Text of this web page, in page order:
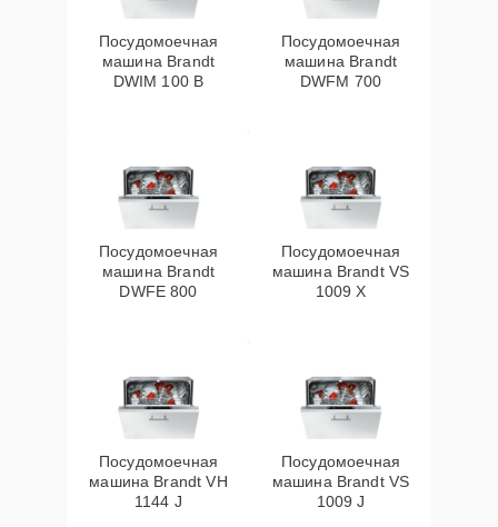
Посудомоечная
машина Brandt
DWIM 100 B
Посудомоечная
машина Brandt
DWFM 700
Посудомоечная
машина Brandt
DWFE 800
Посудомоечная
машина Brandt VS
1009 X
Посудомоечная
машина Brandt VH
1144 J
Посудомоечная
машина Brandt VS
1009 J